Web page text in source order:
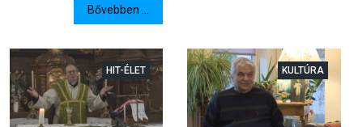
Bővebben ...
HIT-ÉLET KULTÚRA